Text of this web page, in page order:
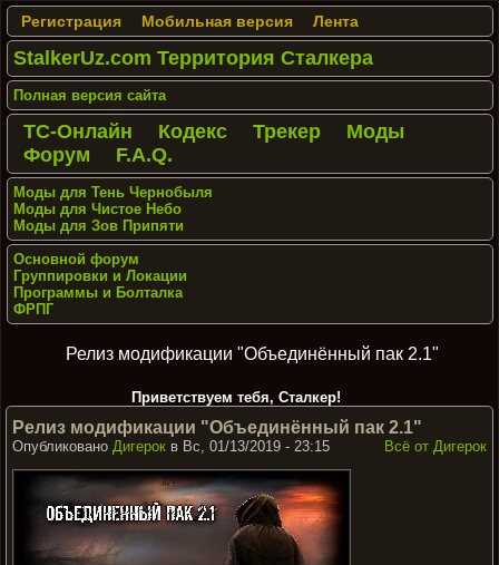
Регистрация Мобильная версия Лента
StalkerUz.com Территория Сталкера
Полная версия сайта
ТС-Онлайн Кодекс Трекер
Моды
Форум
F.A.Q.
Моды для Тень Чернобыля
Моды для Чистое Небо
Моды для Зов Припяти
Основной форум
Группировки и Локации
Программы и Болталка
ФРПГ
Релиз модификации "Объединённый пак 2.1"
Приветствуем тебя, Сталкер!
Релиз модификации "Объединённый пак 2.1"
Всё от Дигерок
Опубликовано Дигерок в Вс, 01/13/2019 - 23:15